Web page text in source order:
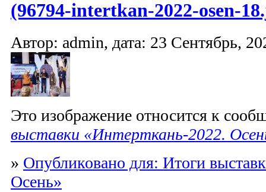
(96794-intertkan-2022-osen-
Автор: admin, дата: 23 Сентябрь,
Это изображение относится к
выставки «Интерткань-2022.
» Опубликовано для: Итоги
Осень»